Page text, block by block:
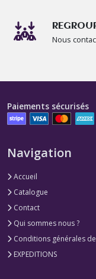
Nous
Paiements sécurisés
Navigation
Accueil
Catalogue
Contact
Qui sommes nous ?
Conditions générales
EXPEDITIONS